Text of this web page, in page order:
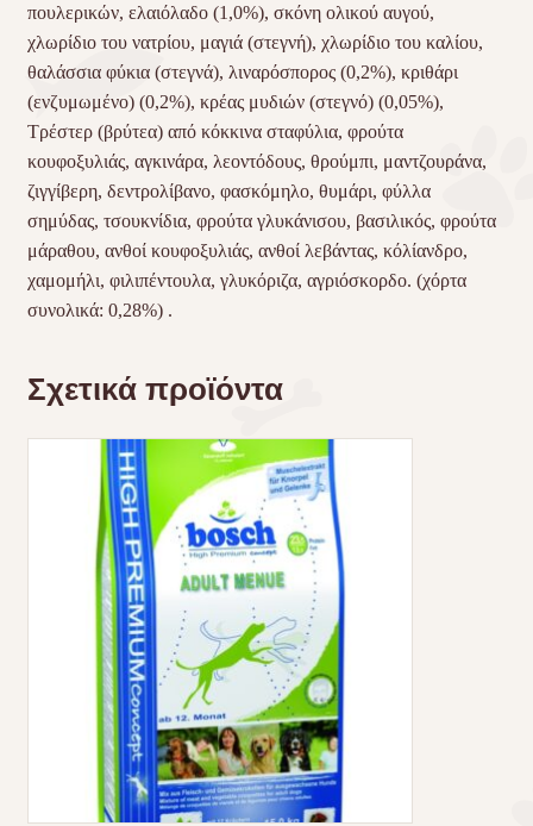
πουλερικών, ελαιόλαδο (1,0%), σκόνη ολικού αυγού,
χλωρίδιο του νατρίου, μαγιά (στεγνή), χλωρίδιο του καλίου,
θαλάσσια φύκια (στεγνά), λιναρόσπορος (0,2%), κριθάρι
(ενζυμωμένο) (0,2%), κρέας μυδιών (στεγνό) (0,05%),
Τρέστερ (βρύτεα) από κόκκινα σταφύλια, φρούτα
κουφοξυλιάς, αγκινάρα, λεοντόδους, θρούμπι, μαντζουράνα,
ζιγγίβερη, δεντρολίβανο, φασκόμηλο, θυμάρι, φύλλα
σημύδας, τσουκνίδια, φρούτα γλυκάνισου, βασιλικός, φρούτα
μάραθου, ανθοί κουφοξυλιάς, ανθοί λεβάντας, κόλίανδρο,
χαμομήλι, φιλιπέντουλα, γλυκόριζα, αγριόσκορδο. (χόρτα
συνολικά: 0,28%) .
Σχετικά προϊόντα